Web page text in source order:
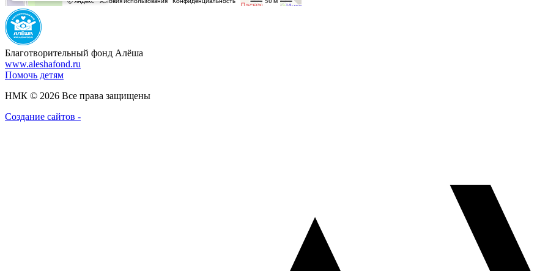
Благотворительный фонд Алёша
www.aleshafond.ru
Помочь детям
НМК © 2026 Все права защищены
Создание сайтов -